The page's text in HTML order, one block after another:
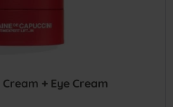
+ Eye Cream